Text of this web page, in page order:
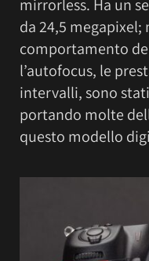
mirrorless. Ha un
da 24,5
comportamento
l’autofocus, le
intervalli, sono
portando molte
questo modello